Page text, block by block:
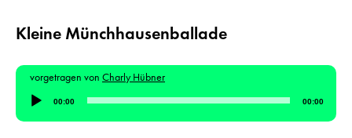
Kleine Münchhausenballade
vorgetragen von Charly Hübner
Audio-
Player
00:00 00:00